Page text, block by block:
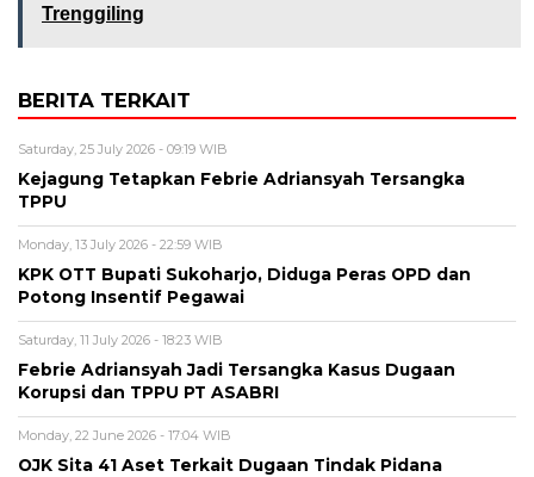
Trenggiling
BERITA TERKAIT
Saturday, 25 July 2026 - 09:19 WIB
Kejagung Tetapkan Febrie Adriansyah Tersangka
TPPU
Monday, 13 July 2026 - 22:59 WIB
KPK OTT Bupati Sukoharjo, Diduga Peras OPD dan
Potong Insentif Pegawai
Saturday, 11 July 2026 - 18:23 WIB
Febrie Adriansyah Jadi Tersangka Kasus Dugaan
Korupsi dan TPPU PT ASABRI
Monday, 22 June 2026 - 17:04 WIB
OJK Sita 41 Aset Terkait Dugaan Tindak Pidana